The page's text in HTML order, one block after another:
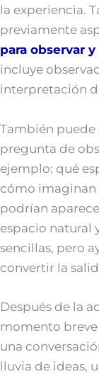
la experiencia.
previamente
para observar
incluye
interpretación
También puede
pregunta de
ejemplo: qué
cómo imaginan
podrían
espacio natural
sencillas, pero
convertir la
Después de la
momento breve
una
lluvia de ideas,